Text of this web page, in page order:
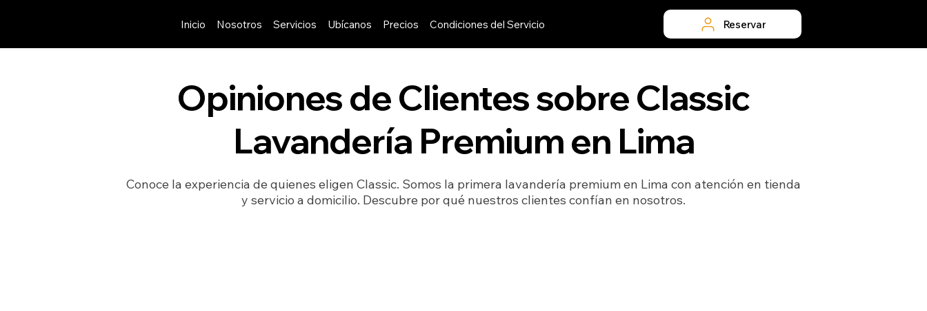
Inicio Nosotros Servicios Ubícanos Precios Condiciones del Servicio Reservar
Opiniones de Clientes sobre Classic
Lavandería Premium en Lima
Conoce la experiencia de quienes eligen Classic. Somos la primera lavandería premium en Lima con atención en tienda
y servicio a domicilio. Descubre por qué nuestros clientes confían en nosotros.